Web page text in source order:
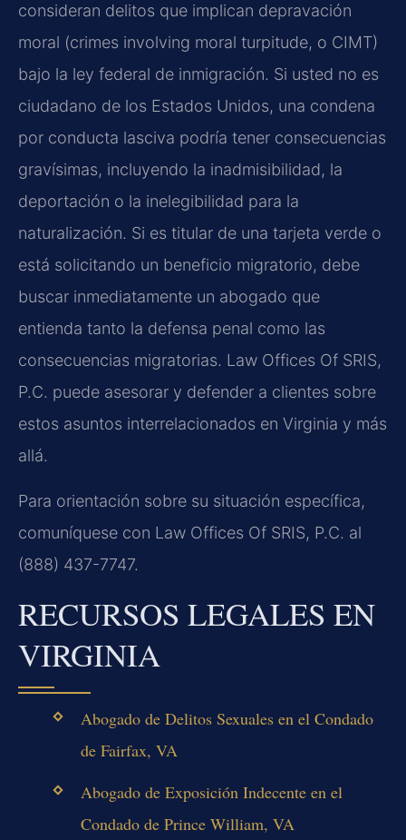
consideran delitos que implican depravación
moral (crimes involving moral turpitude, o CIMT)
bajo la ley federal de inmigración. Si usted no es
ciudadano de los Estados Unidos, una condena
por conducta lasciva podría tener consecuencias
gravísimas, incluyendo la inadmisibilidad, la
deportación o la inelegibilidad para la
naturalización. Si es titular de una tarjeta verde o
está solicitando un beneficio migratorio, debe
buscar inmediatamente un abogado que
entienda tanto la defensa penal como las
consecuencias migratorias. Law Offices Of SRIS,
P.C. puede asesorar y defender a clientes sobre
estos asuntos interrelacionados en Virginia y más
allá.
Para orientación sobre su situación específica,
comuníquese con Law Offices Of SRIS, P.C. al
(888) 437-7747.
RECURSOS LEGALES EN
VIRGINIA
Abogado de Delitos Sexuales en el Condado
de Fairfax, VA
Abogado de Exposición Indecente en el
Condado de Prince William, VA